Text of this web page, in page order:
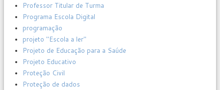
Professor Titular de Turma
Programa Escola Digital
programação
projeto "Escola a ler"
Projeto de Educação para a Saúde
Projeto Educativo
Proteção Civil
Proteção de dados